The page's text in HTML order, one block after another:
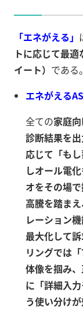
「エネがえる」
トに応じて最
イート） である。
エネがえる
全ての家庭
診断結果を
応じて「も
しオール電
オをその場
高騰を踏ま
レーション
最大化して
リングでは
体像を掴み
に「詳細入
う使い分け